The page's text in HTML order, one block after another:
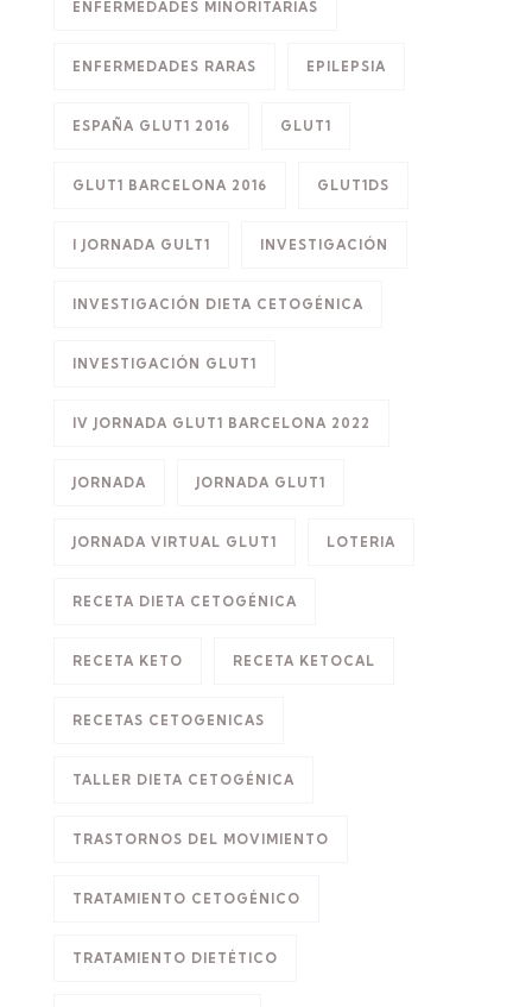
ENFERMEDADES MINORITARIAS
ENFERMEDADES RARAS EPILEPSIA
ESPAÑA GLUT1 2016 GLUT1
GLUT1 BARCELONA 2016 GLUT1DS
I JORNADA GULT1 INVESTIGACIÓN
INVESTIGACIÓN DIETA CETOGÉNICA
INVESTIGACIÓN GLUT1
IV JORNADA GLUT1 BARCELONA 2022
JORNADA JORNADA GLUT1
JORNADA VIRTUAL GLUT1 LOTERIA
RECETA DIETA CETOGÉNICA
RECETA KETO RECETA KETOCAL
RECETAS CETOGENICAS
TALLER DIETA CETOGÉNICA
TRASTORNOS DEL MOVIMIENTO
TRATAMIENTO CETOGÉNICO
TRATAMIENTO DIETÉTICO